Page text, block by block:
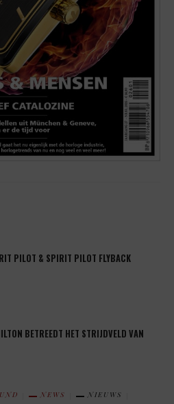
PILOT & SPIRIT PILOT FLYBACK
BETREEDT HET STRIJDVELD VAN
NEWS
NIEUWS